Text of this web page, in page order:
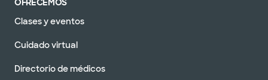
OFRECEMOS
Clases y eventos
Cuidado virtual
Directorio de médicos